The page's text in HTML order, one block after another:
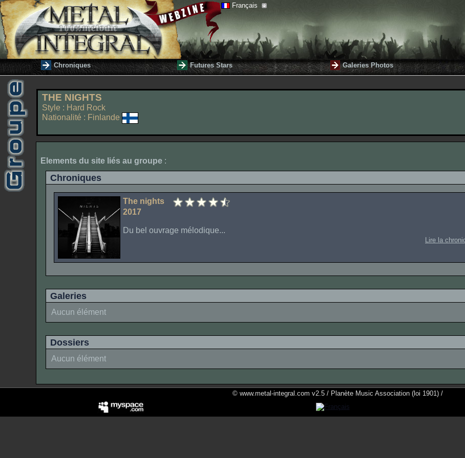
Français
Chroniques Futures Stars Galeries Photos
THE NIGHTS
Style : Hard Rock
Nationalité : Finlande
Elements du site liés au groupe :
Chroniques
The nights
2017
Du bel ouvrage mélodique...
Lire la
Galeries
Aucun élément
Dossiers
Aucun élément
© www.metal-integral.com v2.5 / Planète Music Association (loi 1901) /